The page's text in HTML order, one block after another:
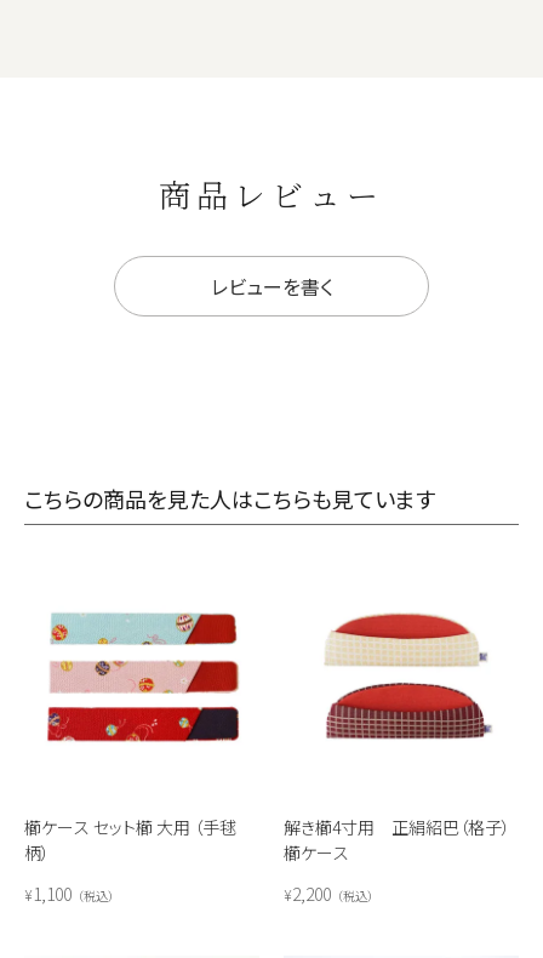
商品レビュー
レビューを書く
こちらの商品を見た人はこちらも見ています
櫛ケース セット櫛 大用 （手毬
柄）
¥1,100 税込
解き櫛4寸用 正絹紹巴（格子）
櫛ケース
¥2,200 税込